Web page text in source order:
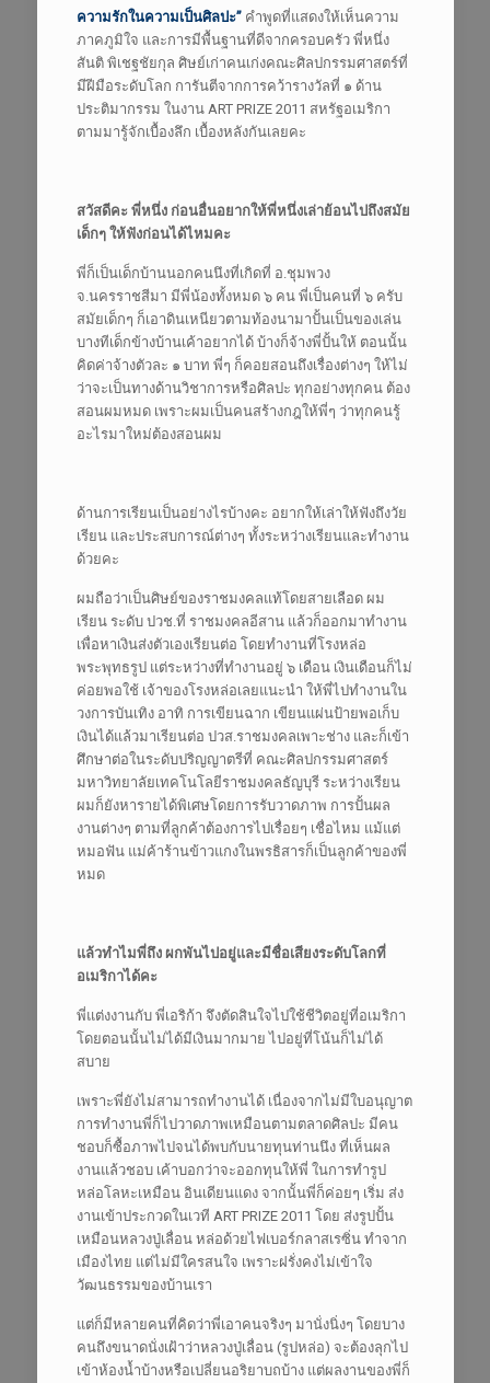
ความรักในความเป็นศิลปะ” คำพูดที่แสดงให้เห็นความ
ภาคภูมิใจ และการมีพื้นฐานที่ดีจากครอบครัว พี่หนึ่ง
สันติ พิเชฐชัยกุล ศิษย์เก่าคนเก่งคณะศิลปกรรมศาสตร์ที่
มีฝีมือระดับโลก การันตีจากการคว้ารางวัลที่ ๑ ด้าน
ประติมากรรม ในงาน ART PRIZE 2011 สหรัฐอเมริกา
ตามมารู้จักเบื้องลึก เบื้องหลังกันเลยคะ
สวัสดีคะ พี่หนึ่ง ก่อนอื่นอยากให้พี่หนึ่งเล่าย้อนไปถึงสมัย
เด็กๆ ให้ฟังก่อนได้ไหมคะ
พี่ก็เป็นเด็กบ้านนอกคนนึงที่เกิดที่ อ.ชุมพวง
จ.นครราชสีมา มีพี่น้องทั้งหมด ๖ คน พี่เป็นคนที่ ๖ ครับ
สมัยเด็กๆ ก็เอาดินเหนียวตามท้องนามาปั้นเป็นของเล่น
บางทีเด็กข้างบ้านเค้าอยากได้ บ้างก็จ้างพี่ปั้นให้ ตอนนั้น
คิดค่าจ้างตัวละ ๑ บาท พี่ๆ ก็คอยสอนถึงเรื่องต่างๆ ให้ไม่
ว่าจะเป็นทางด้านวิชาการหรือศิลปะ ทุกอย่างทุกคน ต้อง
สอนผมหมด เพราะผมเป็นคนสร้างกฎให้พี่ๆ ว่าทุกคนรู้
อะไรมาใหม่ต้องสอนผม
ด้านการเรียนเป็นอย่างไรบ้างคะ อยากให้เล่าให้ฟังถึงวัย
เรียน และประสบการณ์ต่างๆ ทั้งระหว่างเรียนและทำงาน
ด้วยคะ
ผมถือว่าเป็นศิษย์ของราชมงคลแท้โดยสายเลือด ผม
เรียน ระดับ ปวช.ที่ ราชมงคลอีสาน แล้วก็ออกมาทำงาน
เพื่อหาเงินส่งตัวเองเรียนต่อ โดยทำงานที่โรงหล่อ
พระพุทธรูป แต่ระหว่างที่ทำงานอยู่ ๖ เดือน เงินเดือนก็ไม่
ค่อยพอใช้ เจ้าของโรงหล่อเลยแนะนำ ให้พี่ไปทำงานใน
วงการบันเทิง อาทิ การเขียนฉาก เขียนแผ่นป้ายพอเก็บ
เงินได้แล้วมาเรียนต่อ ปวส.ราชมงคลเพาะช่าง และก็เข้า
ศึกษาต่อในระดับปริญญาตรีที่ คณะศิลปกรรมศาสตร์
มหาวิทยาลัยเทคโนโลยีราชมงคลธัญบุรี ระหว่างเรียน
ผมก็ยังหารายได้พิเศษโดยการรับวาดภาพ การปั้นผล
งานต่างๆ ตามที่ลูกค้าต้องการไปเรื่อยๆ เชื่อไหม แม้แต่
หมอฟัน แม่ค้าร้านข้าวแกงในพรธิสารก็เป็นลูกค้าของพี่
หมด
แล้วทำไมพี่ถึง ผกพันไปอยู่และมีชื่อเสียงระดับโลกที่
อเมริกาได้คะ
พี่แต่งงานกับ พี่เอริก้า จึงตัดสินใจไปใช้ชีวิตอยู่ที่อเมริกา
โดยตอนนั้นไม่ได้มีเงินมากมาย ไปอยู่ที่โน้นก็ไม่ได้
สบาย
เพราะพี่ยังไม่สามารถทำงานได้ เนื่องจากไม่มีใบอนุญาต
การทำงานพี่ก็ไปวาดภาพเหมือนตามตลาดศิลปะ มีคน
ชอบก็ซื้อภาพไปจนได้พบกับนายทุนท่านนึง ที่เห็นผล
งานแล้วชอบ เค้าบอกว่าจะออกทุนให้พี่ ในการทำรูป
หล่อโลหะเหมือน อินเดียนแดง จากนั้นพี่ก็ค่อยๆ เริ่ม ส่ง
งานเข้าประกวดในเวที ART PRIZE 2011 โดย ส่งรูปปั้น
เหมือนหลวงปู่เลื่อน หล่อด้วยไฟเบอร์กลาสเรซิ่น ทำจาก
เมืองไทย แต่ไม่มีใครสนใจ เพราะฝรั่งคงไม่เข้าใจ
วัฒนธรรมของบ้านเรา
แต่ก็มีหลายคนที่คิดว่าพี่เอาคนจริงๆ มานั่งนิ่งๆ โดยบาง
คนถึงขนาดนั่งเฝ้าว่าหลวงปู่เลื่อน (รูปหล่อ) จะต้องลุกไป
เข้าห้องนํ้าบ้างหรือเปลี่ยนอริยาบถบ้าง แต่ผลงานของพี่ก็